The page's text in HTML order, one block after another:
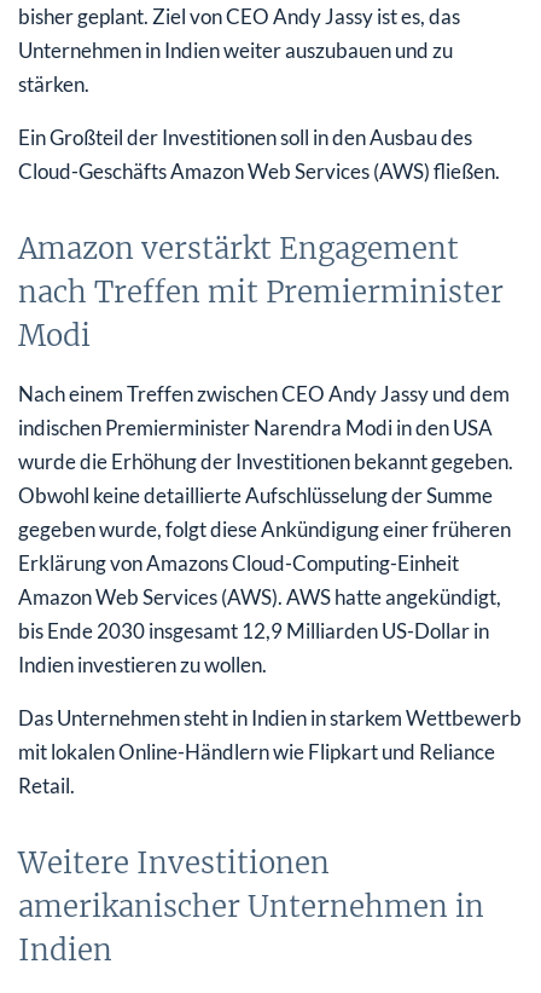
bisher geplant. Ziel von CEO Andy Jassy ist es, das
Unternehmen in Indien weiter auszubauen und zu
stärken.
Ein Großteil der Investitionen soll in den Ausbau des
Cloud-Geschäfts Amazon Web Services (AWS) fließen.
Amazon verstärkt Engagement
nach Treffen mit Premierminister
Modi
Nach einem Treffen zwischen CEO Andy Jassy und dem
indischen Premierminister Narendra Modi in den USA
wurde die Erhöhung der Investitionen bekannt gegeben.
Obwohl keine detaillierte Aufschlüsselung der Summe
gegeben wurde, folgt diese Ankündigung einer früheren
Erklärung von Amazons Cloud-Computing-Einheit
Amazon Web Services (AWS). AWS hatte angekündigt,
bis Ende 2030 insgesamt 12,9 Milliarden US-Dollar in
Indien investieren zu wollen.
Das Unternehmen steht in Indien in starkem Wettbewerb
mit lokalen Online-Händlern wie Flipkart und Reliance
Retail.
Weitere Investitionen
amerikanischer Unternehmen in
Indien